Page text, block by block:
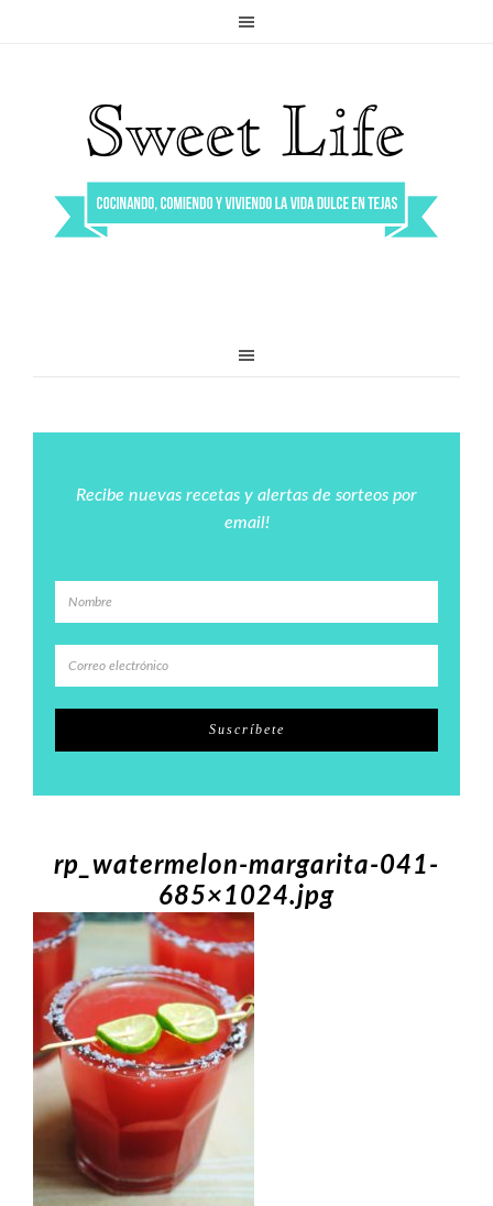
Recibe nuevas recetas y alertas de sorteos por
email!
rp_watermelon-margarita-041-
685×1024.jpg